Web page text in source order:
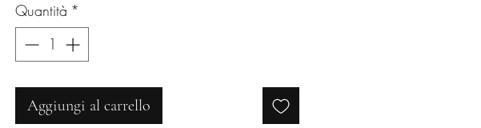
Quantità *
Aggiungi al carrello